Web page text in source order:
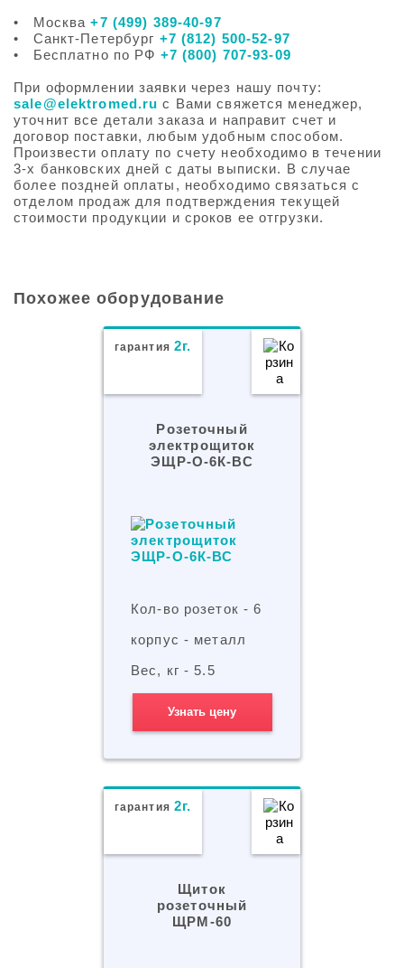
• Москва+7 (499) 389-40-97
• Санкт-Петербург +7 (812) 500-52-97
• Бесплатно по РФ +7 (800) 707-93-09
При оформлении заявки через нашу почту:
sale@elektromed.ru с Вами свяжется менеджер,
уточнит все детали заказа и направит счет и
договор поставки, любым удобным способом.
Произвести оплату по счету необходимо в течении
3-х банковских дней с даты выписки. В случае
более поздней оплаты, необходимо связаться с
отделом продаж для подтверждения текущей
стоимости продукции и сроков ее отгрузки.
Похожее оборудование
гарантия 2г.
Розеточный
электрощиток
ЭЩР-О-6К-ВС
Кол-во розеток - 6
корпус - металл
Вес, кг - 5.5
Узнать цену
гарантия 2г.
Щиток
розеточный
ЩРМ-60